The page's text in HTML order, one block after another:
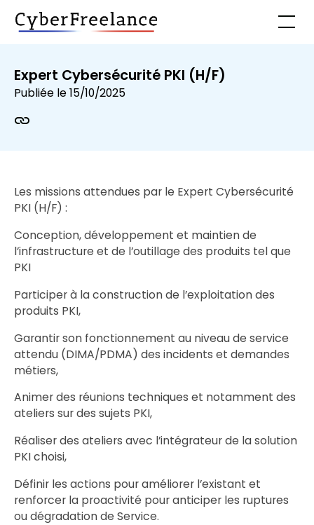
Expert Cybersécurité PKI (H/F)
Publiée le15/10/2025
Les missions attendues par le Expert Cybersécurité
PKI (H/F) :
Conception, développement et maintien de
l’infrastructure et de l’outillage des produits tel que
PKI
Participer à la construction de l’exploitation des
produits PKI,
Garantir son fonctionnement au niveau de service
attendu (DIMA/PDMA) des incidents et demandes
métiers,
Animer des réunions techniques et notamment des
ateliers sur des sujets PKI,
Réaliser des ateliers avec l’intégrateur de la solution
PKI choisi,
Définir les actions pour améliorer l’existant et
renforcer la proactivité pour anticiper les ruptures
ou dégradation de Service.